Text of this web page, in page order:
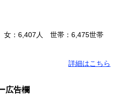
女： 6,407人 世帯： 6,475世帯
詳細はこちら
広告欄